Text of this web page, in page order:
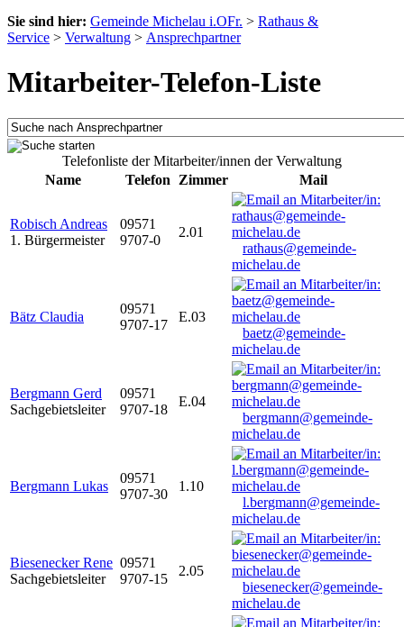
Sie sind hier: Gemeinde Michelau i.OFr. > Rathaus &
Service > Verwaltung > Ansprechpartner
Mitarbeiter-Telefon-Liste
Telefonliste der Mitarbeiter/innen der Verwaltung
Name
Telefon Zimmer Mail
Robisch Andreas
1. Bürgermeister
09571
9707-0
2.01
rathaus@gemeinde-
michelau.de
Bätz Claudia
09571
9707-17
E.03
baetz@gemeinde-
michelau.de
Bergmann Gerd
Sachgebietsleiter
09571
9707-18
E.04
bergmann@gemeinde-
michelau.de
Bergmann Lukas
09571
9707-30
1.10
l.bergmann@gemeinde-
michelau.de
Biesenecker Rene
Sachgebietsleiter
09571
9707-15
2.05
biesenecker@gemeinde-
michelau.de